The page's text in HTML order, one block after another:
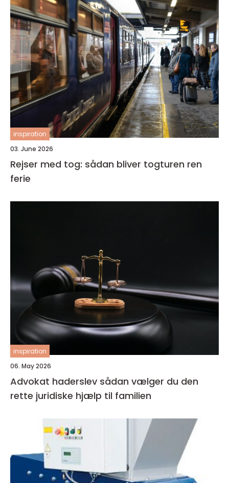
inspiration
03. June 2026
Rejser med tog: sådan bliver togturen ren
ferie
inspiration
06. May 2026
Advokat haderslev sådan vælger du den
rette juridiske hjælp til familien